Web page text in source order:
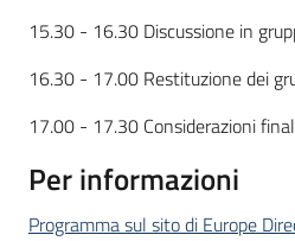
15.30 - 16.30 Discussione in
16.30 - 17.00 Restituzione dei
17.00 - 17.30 Considerazioni
Per informazioni
Programma sul sito di Europe